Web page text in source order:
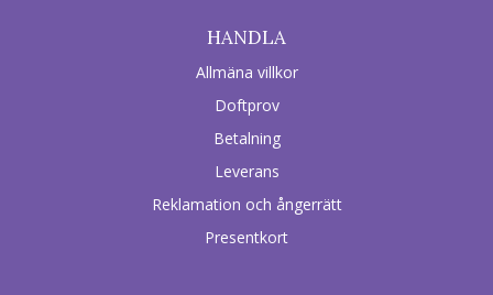
HANDLA
Allmäna villkor
Doftprov
Betalning
Leverans
Reklamation och ångerrätt
Presentkort